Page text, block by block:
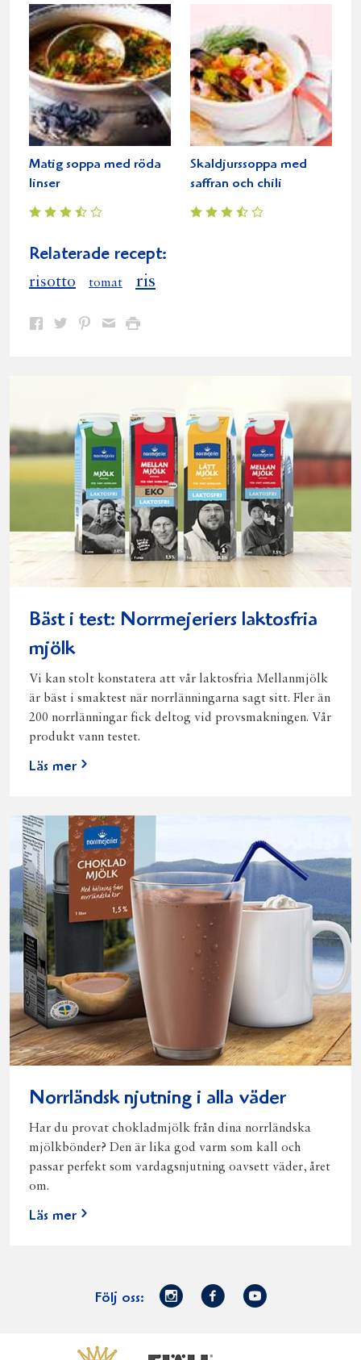
Matig soppa med röda
linser
Skaldjurssoppa med
saffran och chili
Relaterade recept:
risotto tomat ris
Dela Dela Dela DelaSkriv
Bäst i test: Norrmejeriers laktosfria
mjölk
Vi kan stolt konstatera att vår laktosfria Mellanmjölk
är bäst i smaktest när norrlänningarna sagt sitt. Fler än
200 norrlänningar fick deltog vid provsmakningen. Vår
produkt vann testet.
Läs mer
Norrländsk njutning i alla väder
Har du provat chokladmjölk från dina norrländska
mjölkbönder? Den är lika god varm som kall och
passar perfekt som vardagsnjutning oavsett väder, året
om.
Läs mer
Följ oss:
Norrmejerier
Facebook
Youtube
VästerbottensostFjällfil